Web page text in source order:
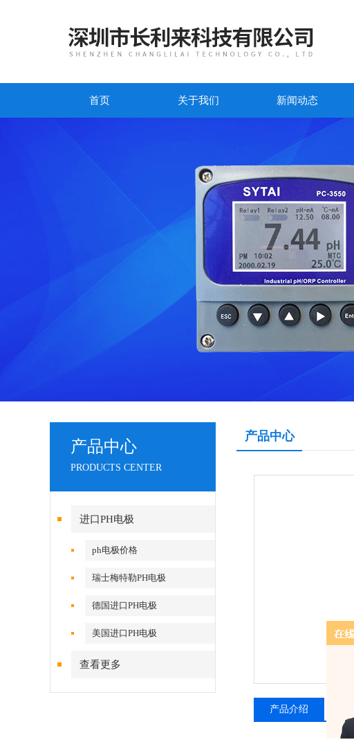
首页 关于我们 新闻动态
产品中心
PRODUCTS CENTER
进口PH电极
ph电极价格
瑞士梅特勒PH电极
德国进口PH电极
美国进口PH电极
查看更多
产品中心
产品介绍